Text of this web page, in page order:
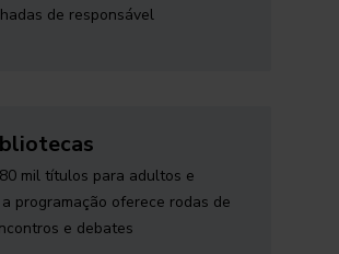
de responsável
mil títulos para adultos e
programação oferece rodas de
e debates